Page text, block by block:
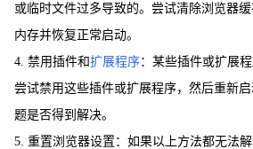
或临时文件过多导致的。尝试清除浏览器
内存并恢复正常启动。
4. 禁用插件和扩展程序：某些插件或扩展
尝试禁用这些插件或扩展程序，然后重新
题是否得到解决。
5. 重置浏览器设置：如果以上方法都无法